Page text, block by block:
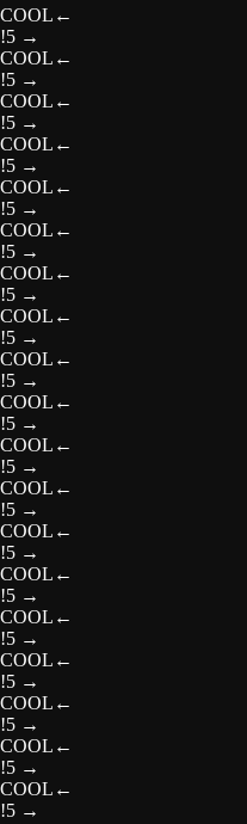
COOL ←
!5 →
COOL ←
!5 →
COOL ←
!5 →
COOL ←
!5 →
COOL ←
!5 →
COOL ←
!5 →
COOL ←
!5 →
COOL ←
!5 →
COOL ←
!5 →
COOL ←
!5 →
COOL ←
!5 →
COOL ←
!5 →
COOL ←
!5 →
COOL ←
!5 →
COOL ←
!5 →
COOL ←
!5 →
COOL ←
!5 →
COOL ←
!5 →
COOL ←
!5 →